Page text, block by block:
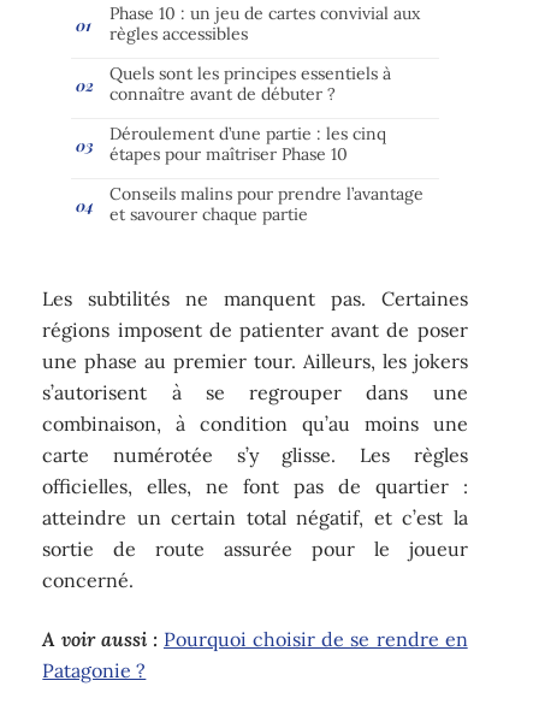
Phase 10 : un jeu de cartes convivial aux
règles accessibles
Quels sont les principes essentiels à
connaître avant de débuter ?
Déroulement d’une partie : les cinq
étapes pour maîtriser Phase 10
Conseils malins pour prendre l’avantage
et savourer chaque partie
Les subtilités ne manquent pas. Certaines
régions imposent de patienter avant de poser
une phase au premier tour. Ailleurs, les jokers
s’autorisent à se regrouper dans une
combinaison, à condition qu’au moins une
carte numérotée s’y glisse. Les règles
officielles, elles, ne font pas de quartier :
atteindre un certain total négatif, et c’est la
sortie de route assurée pour le joueur
concerné.
A voir aussi : Pourquoi choisir de se rendre en
Patagonie ?